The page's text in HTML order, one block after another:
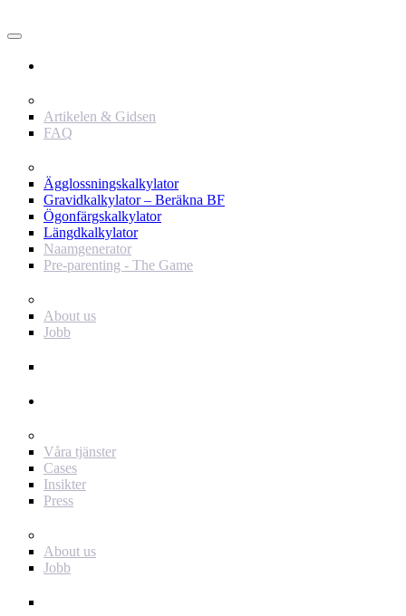
Artikelen & Gidsen
FAQ
Ägglossningskalkylator
Gravidkalkylator – Beräkna BF
Ögonfärgskalkylator
Längdkalkylator
Naamgenerator
Pre-parenting - The Game
About us
Jobb
Våra tjänster
Cases
Insikter
Press
About us
Jobb